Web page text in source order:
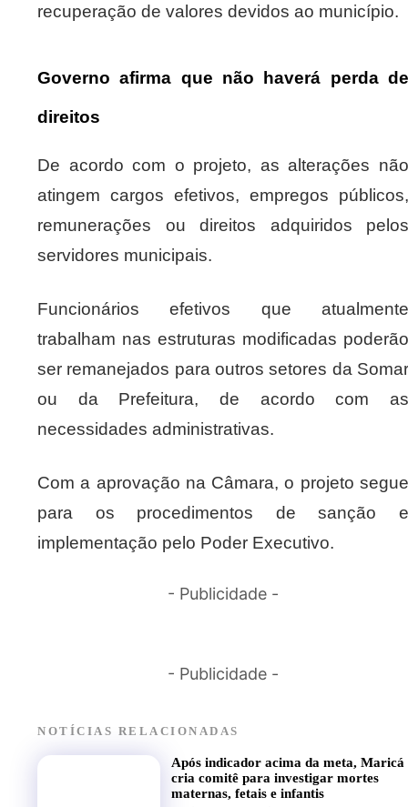
recuperação de valores devidos ao município.
Governo afirma que não haverá perda de
direitos
De acordo com o projeto, as alterações não
atingem cargos efetivos, empregos públicos,
remunerações ou direitos adquiridos pelos
servidores municipais.
Funcionários efetivos que atualmente
trabalham nas estruturas modificadas poderão
ser remanejados para outros setores da Somar
ou da Prefeitura, de acordo com as
necessidades administrativas.
Com a aprovação na Câmara, o projeto segue
para os procedimentos de sanção e
implementação pelo Poder Executivo.
- Publicidade -
- Publicidade -
NOTÍCIAS RELACIONADAS
Após indicador acima da meta, Maricá
cria comitê para investigar mortes
maternas, fetais e infantis